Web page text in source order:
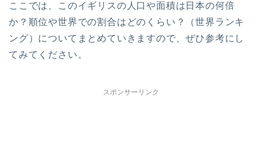
ここでは、このイギリスの人口や面積は日本の何倍
か？順位や世界での割合はどのくらい？（世界ランキ
ング）についてまとめていきますので、ぜひ参考にし
てみてください。
スポンサーリンク